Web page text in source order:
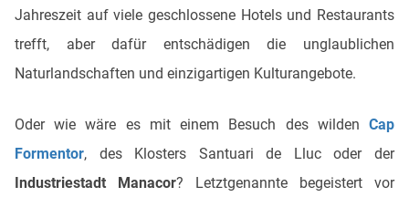
Jahreszeit auf viele geschlossene Hotels und Restaurants
trefft, aber dafür entschädigen die unglaublichen
Naturlandschaften und einzigartigen Kulturangebote.
Oder wie wäre es mit einem Besuch des wilden Cap
Formentor, des Klosters Santuari de Lluc oder der
Industriestadt Manacor? Letztgenannte begeistert vor